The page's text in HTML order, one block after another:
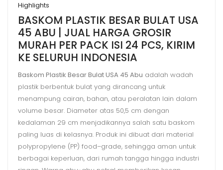
BULAT
USA
45
ABU
|
JUAL
HARGA
GROSIR
Highlights
BASKOM PLASTIK BESAR BULAT USA
45 ABU | JUAL HARGA GROSIR
MURAH PER PACK ISI 24 PCS, KIRIM
KE SELURUH INDONESIA
Baskom Plastik Besar Bulat USA 45 Abu adalah wadah
plastik berbentuk bulat yang dirancang untuk
menampung cairan, bahan, atau peralatan lain dalam
volume besar. Diameter atas 50,5 cm dengan
kedalaman 29 cm menjadikannya salah satu baskom
paling luas di kelasnya. Produk ini dibuat dari material
polypropylene (PP) food–grade, sehingga aman untuk
berbagai keperluan, dari rumah tangga hingga industri